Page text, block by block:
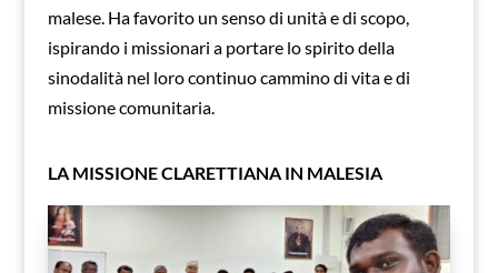
malese. Ha favorito un senso di unità e di scopo,
ispirando i missionari a portare lo spirito della
sinodalità nel loro continuo cammino di vita e di
missione comunitaria.
LA MISSIONE CLARETTIANA IN MALESIA